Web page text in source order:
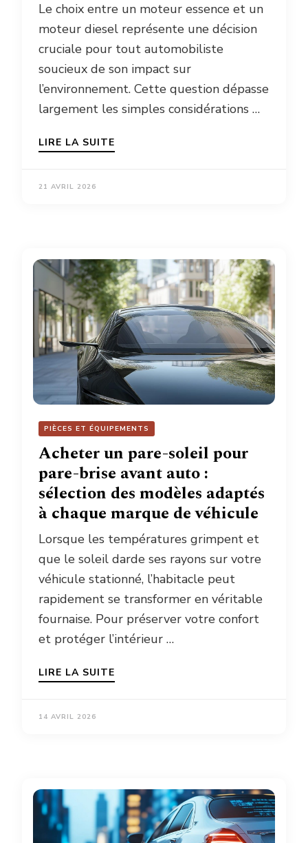
Le choix entre un moteur essence et un
moteur diesel représente une décision
cruciale pour tout automobiliste
soucieux de son impact sur
l’environnement. Cette question dépasse
largement les simples considérations …
LIRE LA SUITE
21 AVRIL 2026
PIÈCES ET ÉQUIPEMENTS
Acheter un pare-soleil pour
pare-brise avant auto :
sélection des modèles adaptés
à chaque marque de véhicule
Lorsque les températures grimpent et
que le soleil darde ses rayons sur votre
véhicule stationné, l’habitacle peut
rapidement se transformer en véritable
fournaise. Pour préserver votre confort
et protéger l’intérieur …
LIRE LA SUITE
14 AVRIL 2026